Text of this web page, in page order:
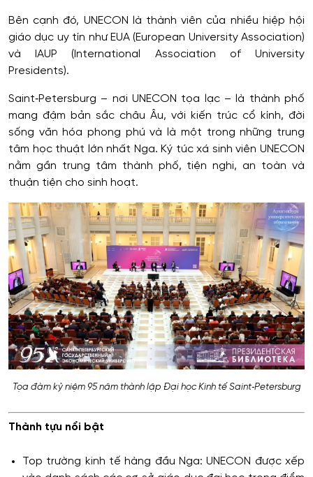
Bên cạnh đó, UNECON là thành viên của nhiều hiệp hội
giáo dục uy tín như EUA (European University Association)
và IAUP (International Association of University
Presidents).
Saint‑Petersburg – nơi UNECON tọa lạc – là thành phố
mang đậm bản sắc châu Âu, với kiến trúc cổ kính, đời
sống văn hóa phong phú và là một trong những trung
tâm học thuật lớn nhất Nga. Ký túc xá sinh viên UNECON
nằm gần trung tâm thành phố, tiện nghi, an toàn và
thuận tiện cho sinh hoạt.
Tọa đàm kỷ niệm 95 năm thành lập Đại học Kinh tế Saint‑Petersburg
Thành tựu nổi bật
Top trường kinh tế hàng đầu Nga: UNECON được xếp